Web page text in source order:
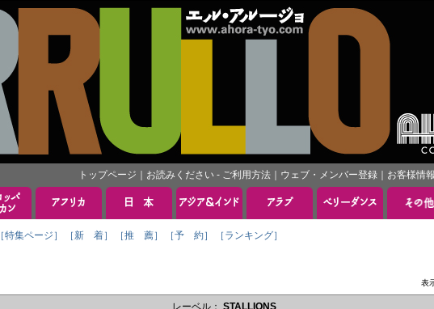
トップページ お読みください - ご利用方法 ウェブ・メンバー登録 お客様情
［特集ページ］ ［新 着］ ［推 薦］ ［予 約］ ［ランキング］
表
レーベル： STALLIONS